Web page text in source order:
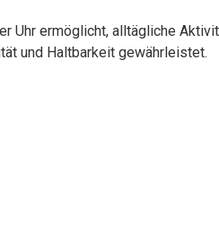
ermöglicht, alltägliche
und Haltbarkeit gewährleistet.